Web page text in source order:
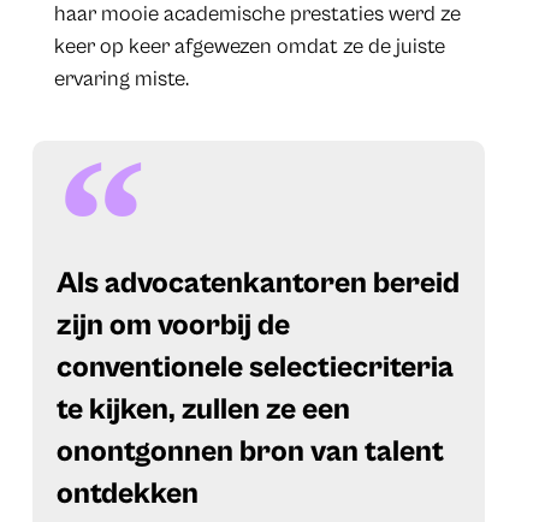
haar mooie academische prestaties werd ze
keer op keer afgewezen omdat ze de juiste
ervaring miste.
Als advocatenkantoren bereid
zijn om voorbij de
conventionele selectiecriteria
te kijken, zullen ze een
onontgonnen bron van talent
ontdekken